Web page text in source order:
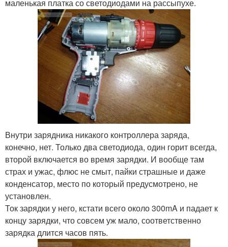
маленькая платка со светодиодами на рассыпухе.
Внутри зарядника никакого контроллера заряда,
конечно, нет. Только два светодиода, один горит всегда,
второй включается во время зарядки. И вообще там
страх и ужас, флюс не смыт, пайки страшные и даже
конденсатор, место по который предусмотрено, не
установлен.
Ток зарядки у него, кстати всего около 300mA и падает к
концу зарядки, что совсем уж мало, соответственно
зарядка длится часов пять.